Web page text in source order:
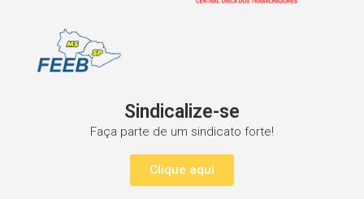
Sindicalize-se
Faça parte de um sindicato forte!
Clique aqui